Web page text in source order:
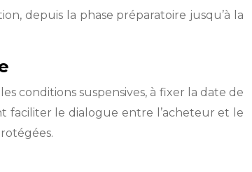
depuis la phase préparatoire jusqu’à la
conditions suspensives, à fixer la date de
faciliter le dialogue entre l’acheteur et le